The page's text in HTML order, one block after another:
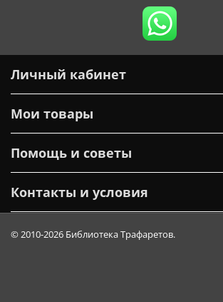
Личный кабинет
Мои товары
Помощь и советы
Контакты и условия
© 2010-2026 Библиотека Трафаретов.